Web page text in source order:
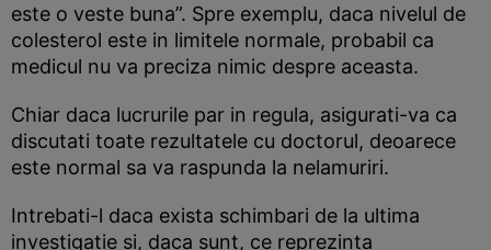
este o veste buna”. Spre exemplu, daca nivelul de
colesterol este in limitele normale, probabil ca
medicul nu va preciza nimic despre aceasta.
Chiar daca lucrurile par in regula, asigurati-va ca
discutati toate rezultatele cu doctorul, deoarece
este normal sa va raspunda la nelamuriri.
Intrebati-l daca exista schimbari de la ultima
investigatie si, daca sunt, ce reprezinta